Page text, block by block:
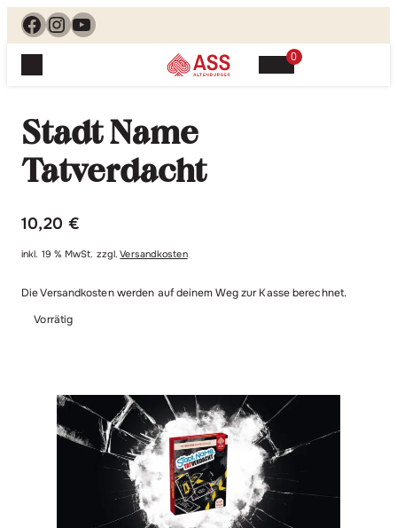
Facebook
Instagram
YouTube
0
Spielkarten
Themenwelten
Klassische Spiele
Lernspiele
Blog
Feedback
Anfrage
Shop
Shopübersicht
Alle Produkte im Überblick
Suchen, finden, spielen. Jetzt & hier.
Suchen
nach:
Stadt Name
Tatverdacht
10,20 €
inkl. 19 % MwSt. zzgl.Versandkosten
Die Versandkosten werden auf deinem Weg zur Kasse berechnet.
Vorrätig